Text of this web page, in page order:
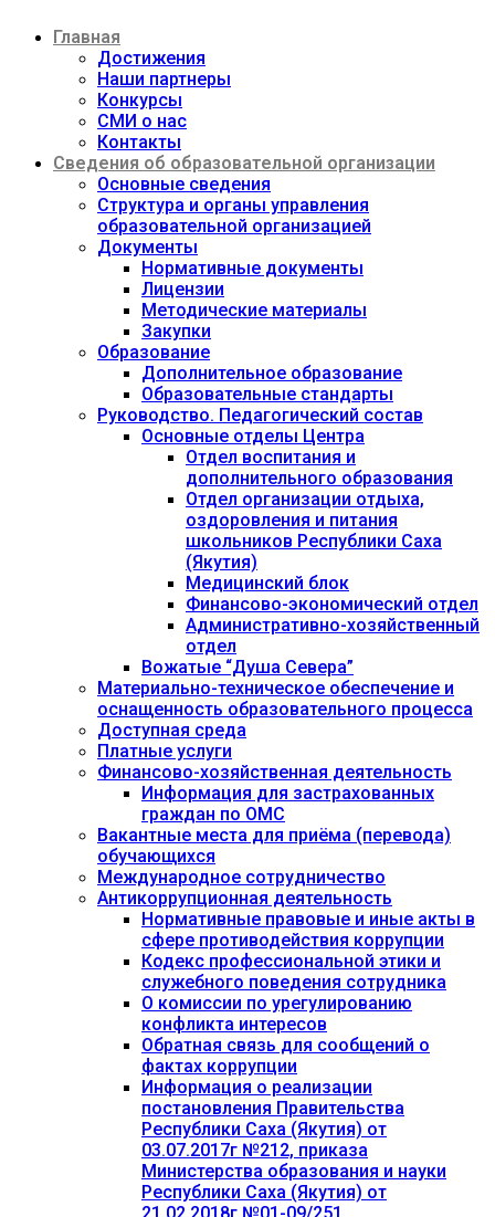
содержимому
Главная
Достижения
Наши партнеры
Конкурсы
СМИ о нас
Контакты
Сведения об образовательной организации
Основные сведения
Структура и органы управления
образовательной организацией
Документы
Нормативные документы
Лицензии
Методические материалы
Закупки
Образование
Дополнительное образование
Образовательные стандарты
Руководство. Педагогический состав
Основные отделы Центра
Отдел воспитания и
дополнительного образования
Отдел организации отдыха,
оздоровления и питания
школьников Республики Саха
(Якутия)
Медицинский блок
Финансово-экономический отдел
Административно-хозяйственный
отдел
Вожатые “Душа Севера”
Материально-техническое обеспечение и
оснащенность образовательного процесса
Доступная среда
Платные услуги
Финансово-хозяйственная деятельность
Информация для застрахованных
граждан по ОМС
Вакантные места для приёма (перевода)
обучающихся
Международное сотрудничество
Антикоррупционная деятельность
Нормативные правовые и иные акты в
сфере противодействия коррупции
Кодекс профессиональной этики и
служебного поведения сотрудника
О комиссии по урегулированию
конфликта интересов
Обратная связь для сообщений о
фактах коррупции
Информация о реализации
постановления Правительства
Республики Саха (Якутия) от
03.07.2017г №212, приказа
Министерства образования и науки
Республики Саха (Якутия) от